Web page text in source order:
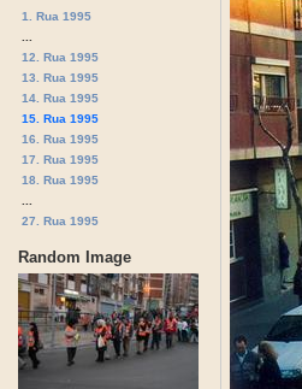
1. Rua 1995
12. Rua 1995
13. Rua 1995
14. Rua 1995
15. Rua 1995
16. Rua 1995
17. Rua 1995
18. Rua 1995
27. Rua 1995
Random Image